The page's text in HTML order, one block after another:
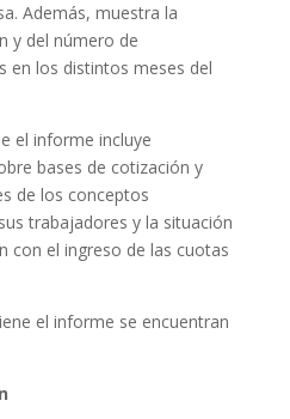
Además, muestra la
y del número de
en los distintos meses del
el informe incluye
bases de cotización y
de los conceptos
trabajadores y la situación
con el ingreso de las cuotas
el informe se encuentran